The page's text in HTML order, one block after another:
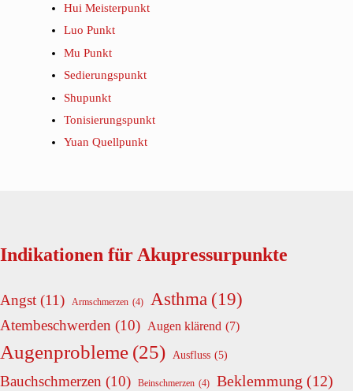
Hui Meisterpunkt
Luo Punkt
Mu Punkt
Sedierungspunkt
Shupunkt
Tonisierungspunkt
Yuan Quellpunkt
Indikationen für Akupressurpunkte
Angst (11) Armschmerzen (4) Asthma (19)
Atembeschwerden (10) Augen klärend (7)
Augenprobleme (25) Ausfluss (5)
Bauchschmerzen (10) Beinschmerzen (4) Beklemmung (12)